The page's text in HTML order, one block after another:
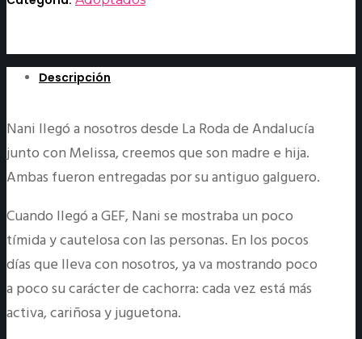
Descripción
Nani llegó a nosotros desde La Roda de Andalucía
junto con Melissa, creemos que son madre e hija.
Ambas fueron entregadas por su antiguo galguero.
Cuando llegó a GEF, Nani se mostraba un poco
tímida y cautelosa con las personas. En los pocos
días que lleva con nosotros, ya va mostrando poco
a poco su carácter de cachorra: cada vez está más
activa, cariñosa y juguetona.